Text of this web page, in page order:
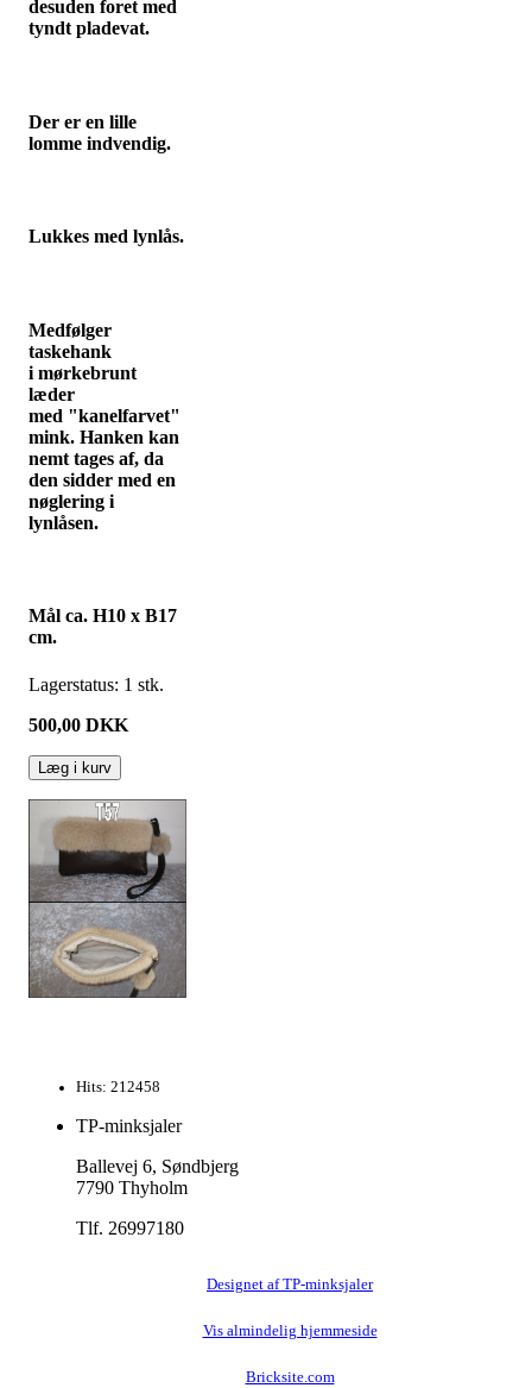
desuden foret med
tyndt pladevat.
Der er en lille
lomme indvendig.
Lukkes med lynlås.
Medfølger
taskehank
i mørkebrunt
læder
med "kanelfarvet"
mink. Hanken kan
nemt tages af, da
den sidder med en
nøglering i
lynlåsen.
Mål ca. H10 x B17
cm.
Lagerstatus: 1 stk.
500,00 DKK
Læg i kurv
Hits: 212458
TP-minksjaler
Ballevej 6, Søndbjerg
7790 Thyholm
Tlf. 26997180
Designet af TP-minksjaler
Vis almindelig hjemmeside
Bricksite.com